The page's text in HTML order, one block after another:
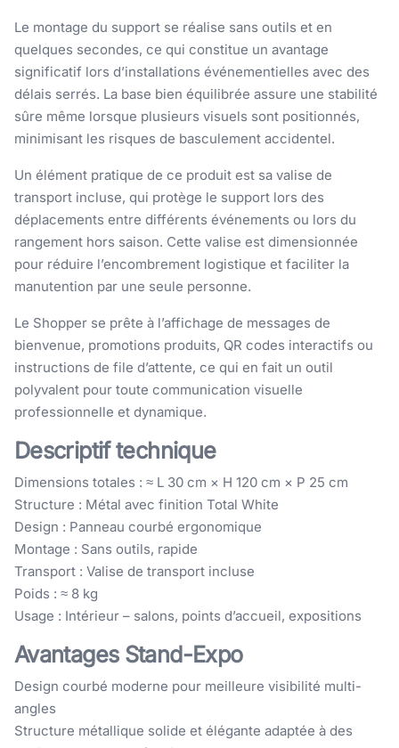
Le montage du support se réalise sans outils et en
quelques secondes, ce qui constitue un avantage
significatif lors d’installations événementielles avec des
délais serrés. La base bien équilibrée assure une stabilité
sûre même lorsque plusieurs visuels sont positionnés,
minimisant les risques de basculement accidentel.
Un élément pratique de ce produit est sa valise de
transport incluse, qui protège le support lors des
déplacements entre différents événements ou lors du
rangement hors saison. Cette valise est dimensionnée
pour réduire l’encombrement logistique et faciliter la
manutention par une seule personne.
Le Shopper se prête à l’affichage de messages de
bienvenue, promotions produits, QR codes interactifs ou
instructions de file d’attente, ce qui en fait un outil
polyvalent pour toute communication visuelle
professionnelle et dynamique.
Descriptif technique
Dimensions totales : ≈ L 30 cm × H 120 cm × P 25 cm
Structure : Métal avec finition Total White
Design : Panneau courbé ergonomique
Montage : Sans outils, rapide
Transport : Valise de transport incluse
Poids : ≈ 8 kg
Usage : Intérieur – salons, points d’accueil, expositions
Avantages Stand-Expo
Design courbé moderne pour meilleure visibilité multi-
angles
Structure métallique solide et élégante adaptée à des